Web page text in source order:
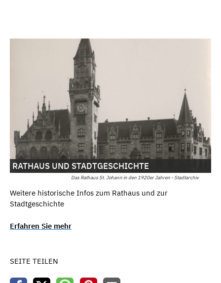
Das Rathaus St. Johann in den 1920er Jahren - Stadtarchiv
RATHAUS UND STADTGESCHICHTE
Weitere historische Infos zum Rathaus und zur
Stadtgeschichte
Erfahren Sie mehr
SEITE TEILEN